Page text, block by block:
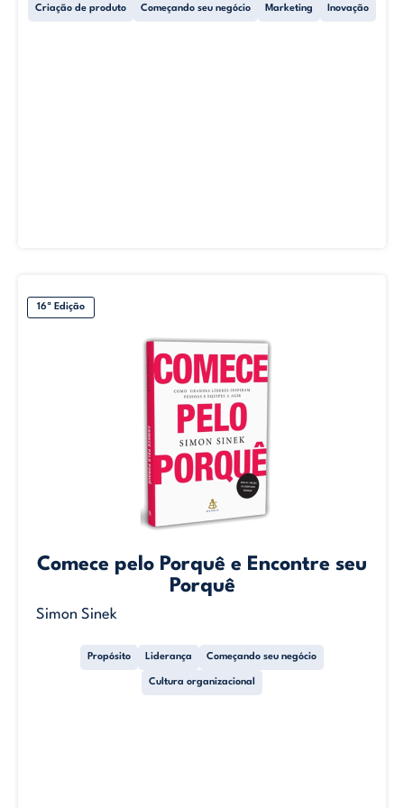
Criação de produto Começando seu negócio Marketing Inovação
16ª Edição
Comece pelo Porquê e Encontre seu
Porquê
Simon Sinek
Propósito Liderança Começando seu negócio
Cultura organizacional